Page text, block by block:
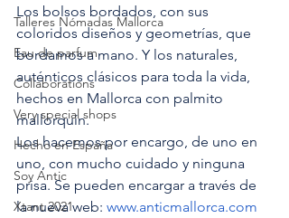
Talleres Nómadas Mallorca
Eau de parfum
Collaborations
Very special shops
Hecho en España
Soy Antic
Xtant 2021
Los bolsos bordados, con sus
coloridos diseños y geometrías, que
bordamos a mano. Y los naturales,
auténticos clásicos para toda la vida,
hechos en Mallorca con palmito
mallorquín.
Los hacemos por encargo, de uno en
uno, con mucho cuidado y ninguna
prisa. Se pueden encargar a través de
la nueva web: www.anticmallorca.com